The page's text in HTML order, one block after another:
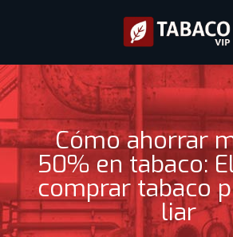
Cómo ahorrar
50% en tabaco:
comprar tabaco
liar